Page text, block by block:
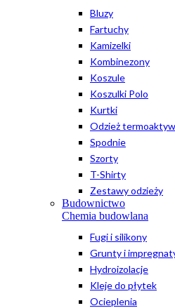
Bluzy
Fartuchy
Kamizelki
Kombinezony
Koszule
Koszulki Polo
Kurtki
Odzież
Spodnie
Szorty
T-Shirty
Zestawy odzieży
Budownictwo
Chemia budowlana
Fugi i silikony
Grunty i
Hydroizolacje
Kleje do płytek
Ocieplenia